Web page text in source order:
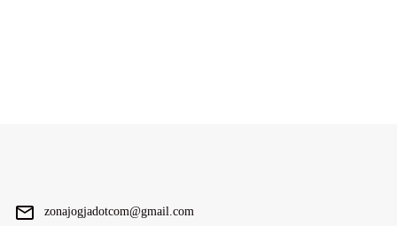
zonajogjadotcom@gmail.com